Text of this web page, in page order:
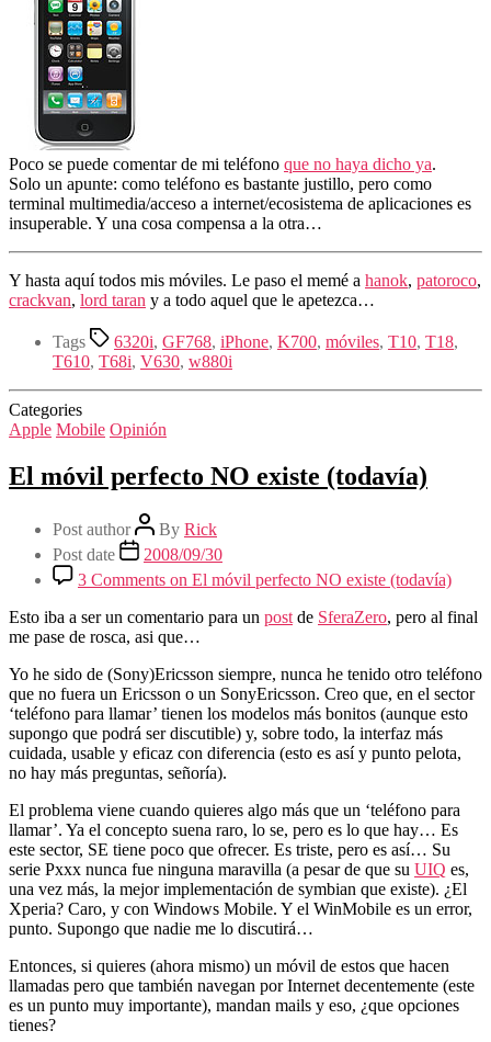
Poco se puede comentar de mi teléfono que no haya dicho ya.
Solo un apunte: como teléfono es bastante justillo, pero como
terminal multimedia/acceso a internet/ecosistema de aplicaciones es
insuperable. Y una cosa compensa a la otra…
Y hasta aquí todos mis móviles. Le paso el memé a hanok, patoroco,
crackvan, lord taran y a todo aquel que le apetezca…
Tags 6320i, GF768, iPhone, K700, móviles, T10, T18,
T610, T68i, V630, w880i
Categories
Apple Mobile Opinión
El móvil perfecto NO existe (todavía)
Post author By Rick
Post date
2008/09/30
3 Comments on El móvil perfecto NO existe (todavía)
Esto iba a ser un comentario para un post de SferaZero, pero al final
me pase de rosca, asi que…
Yo he sido de (Sony)Ericsson siempre, nunca he tenido otro teléfono
que no fuera un Ericsson o un SonyEricsson. Creo que, en el sector
‘teléfono para llamar’ tienen los modelos más bonitos (aunque esto
supongo que podrá ser discutible) y, sobre todo, la interfaz más
cuidada, usable y eficaz con diferencia (esto es así y punto pelota,
no hay más preguntas, señoría).
El problema viene cuando quieres algo más que un ‘teléfono para
llamar’. Ya el concepto suena raro, lo se, pero es lo que hay… Es
este sector, SE tiene poco que ofrecer. Es triste, pero es así… Su
serie Pxxx nunca fue ninguna maravilla (a pesar de que su UIQ es,
una vez más, la mejor implementación de symbian que existe). ¿El
Xperia? Caro, y con Windows Mobile. Y el WinMobile es un error,
punto. Supongo que nadie me lo discutirá…
Entonces, si quieres (ahora mismo) un móvil de estos que hacen
llamadas pero que también navegan por Internet decentemente (este
es un punto muy importante), mandan mails y eso, ¿que opciones
tienes?